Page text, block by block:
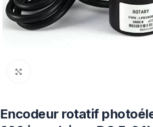
Encodeur rotatif